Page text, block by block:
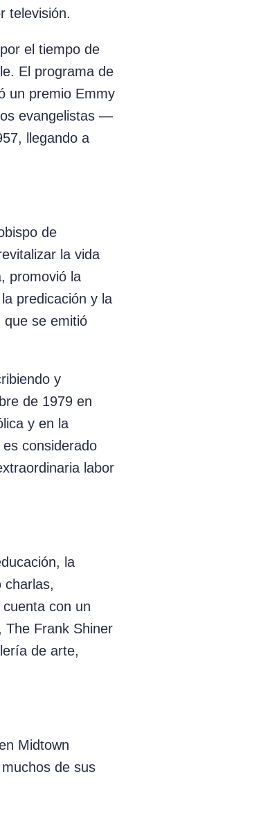
televisión.
el tiempo de
El programa de
un premio Emmy
evangelistas —
llegando a
de
la vida
promovió la
predicación y la
que se emitió
y
de 1979 en
y en la
considerado
labor
la
charlas,
cuenta con un
The Frank Shiner
de arte,
Midtown
de sus